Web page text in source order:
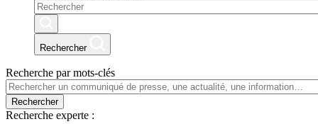
Rechercher
Recherche par mots-clés
Rechercher
Recherche experte :